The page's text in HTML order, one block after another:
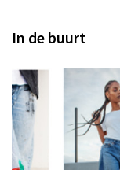
In de buurt